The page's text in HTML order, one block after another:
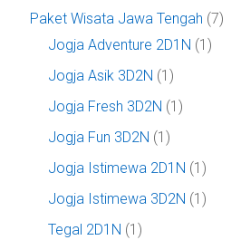
Paket Wisata Jawa Tengah (7)
Jogja Adventure 2D1N (1)
Jogja Asik 3D2N (1)
Jogja Fresh 3D2N (1)
Jogja Fun 3D2N (1)
Jogja Istimewa 2D1N (1)
Jogja Istimewa 3D2N (1)
Tegal 2D1N (1)